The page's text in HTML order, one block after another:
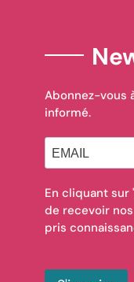
Abonnez-vous
informé.
En cliquant sur
de recevoir
pris